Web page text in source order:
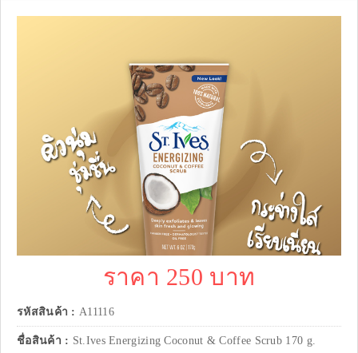
ราคา 250 บาท
รหัสสินค้า : A11116
ชื่อสินค้า : St.Ives Energizing Coconut & Coffee Scrub 170 g.